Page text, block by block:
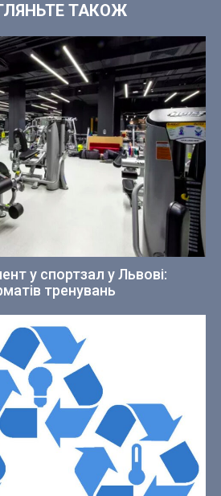
ТАКОЖ
у спортзал у Львові:
тренувань